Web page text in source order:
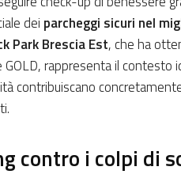
dei parcheggi sicuri nel
Park Brescia Est, che ha
GOLD, rappresenta il
contribuiscano
contro i colpi di